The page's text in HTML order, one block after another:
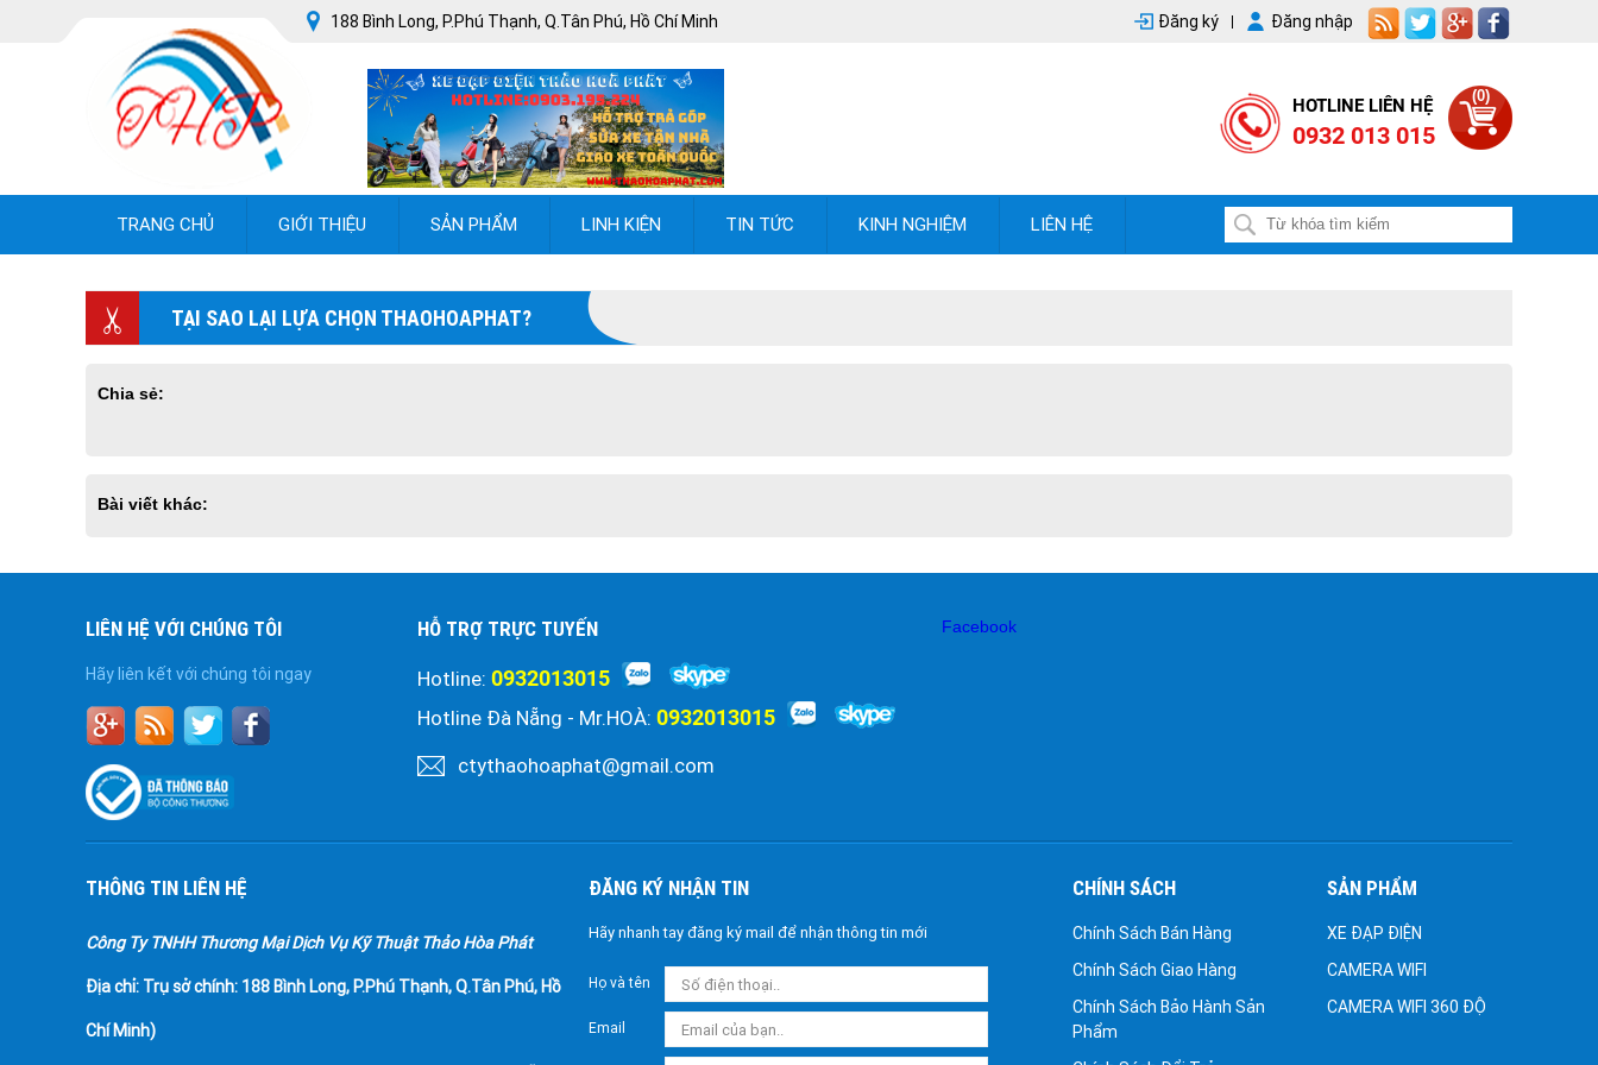
188 Bình Long, P.Phú Thạnh, Q.Tân Phú, Hồ Chí Minh Đăng ký Đăng nhập
HOTLINE LIÊN HỆ
0932 013 015
(0)
TRANG CHỦ GIỚI THIỆU SẢN PHẨM LINH KIỆN TIN TỨC KINH NGHIỆM LIÊN HỆ
TẠI SAO LẠI LỰA CHỌN THAOHOAPHAT?
Chia sẻ:
Bài viết khác:
LIÊN HỆ VỚI CHÚNG TÔI
Hãy liên kết với chúng tôi ngay
HỖ TRỢ TRỰC TUYẾN
Hotline: 0932013015
Hotline Đà Nẵng - Mr.HOÀ: 0932013015
ctythaohoaphat@gmail.com
Facebook
THÔNG TIN LIÊN HỆ
Công Ty TNHH Thương Mại Dịch Vụ Kỹ Thuật Thảo Hòa Phát
Địa chỉ: Trụ sở chính: 188 Bình Long, P.Phú Thạnh, Q.Tân Phú, Hồ
Chí Minh)
ĐĂNG KÝ NHẬN TIN
Hãy nhanh tay đăng ký mail để nhận thông tin mới
Họ và tên
Email
CHÍNH SÁCH
Chính Sách Bán Hàng
Chính Sách Giao Hàng
Chính Sách Bảo Hành Sản
Phẩm
SẢN PHẨM
XE ĐẠP ĐIỆN
CAMERA WIFI
CAMERA WIFI 360 ĐỘ